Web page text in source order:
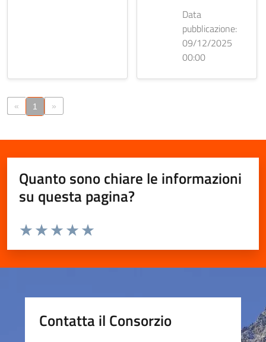
Data
pubblicazione:
09/12/2025
00:00
« 1 »
Quanto sono chiare le informazioni
su questa pagina?
Valuta da 1 a 5 stelle la pagina
Valuta 5 stelle su 5
Valuta 4 stelle su 5
Valuta 3 stelle su 5
Valuta 2 stelle su 5
Valuta 1 stelle su 5
Contatta il Consorzio